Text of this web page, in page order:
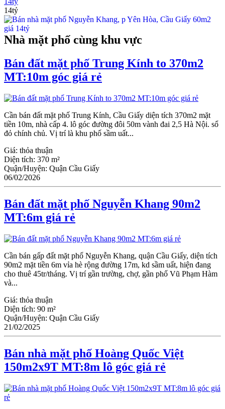
14tỷ
Nhà mặt phố cùng khu vực
Bán đất mặt phố Trung Kính to 370m2
MT:10m góc giá rẻ
Cần bán đất mặt phố Trung Kính, Cầu Giấy diện tích 370m2 mặt
tiền 10m, nhà cấp 4. lô góc đường đôi 50m vành đai 2,5 Hà Nội. sổ
đỏ chính chủ. Vị trí là khu phố sầm uất...
Giá: thỏa thuận
Diện tích: 370 m²
Quận/Huyện: Quận Cầu Giấy
06/02/2026
Bán đất mặt phố Nguyễn Khang 90m2
MT:6m giá rẻ
Cần bán gấp đất mặt phố Nguyễn Khang, quận Cầu Giấy, diện tích
90m2 mặt tiền 6m vỉa hè rộng đường 17m, kd sầm uất, hiện đang
cho thuê 45tr/tháng. Vị trí gần trường, chợ, gần phố Vũ Phạm Hàm
và...
Giá: thỏa thuận
Diện tích: 90 m²
Quận/Huyện: Quận Cầu Giấy
21/02/2025
Bán nhà mặt phố Hoàng Quốc Việt
150m2x9T MT:8m lô góc giá rẻ